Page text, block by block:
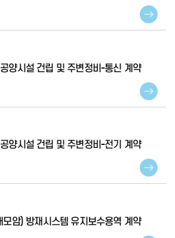
양시설 건립 및 주변정비-통신 계약
양시설 건립 및 주변정비-전기 계약
암) 방재시스템 유지보수용역 계약